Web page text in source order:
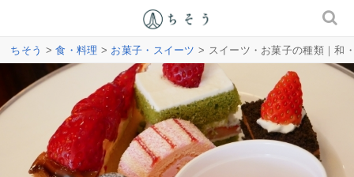
ちそう >食・料理 > お菓子・スイーツ > スイーツ・お菓子の種類｜和